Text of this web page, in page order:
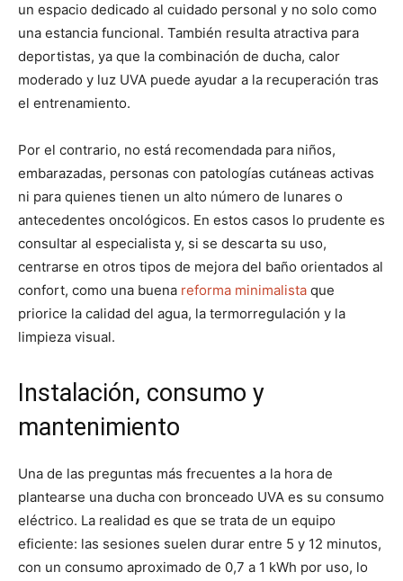
un espacio dedicado al cuidado personal y no solo como
una estancia funcional. También resulta atractiva para
deportistas, ya que la combinación de ducha, calor
moderado y luz UVA puede ayudar a la recuperación tras
el entrenamiento.
Por el contrario, no está recomendada para niños,
embarazadas, personas con patologías cutáneas activas
ni para quienes tienen un alto número de lunares o
antecedentes oncológicos. En estos casos lo prudente es
consultar al especialista y, si se descarta su uso,
centrarse en otros tipos de mejora del baño orientados al
confort, como una buena reforma minimalista que
priorice la calidad del agua, la termorregulación y la
limpieza visual.
Instalación, consumo y
mantenimiento
Una de las preguntas más frecuentes a la hora de
plantearse una ducha con bronceado UVA es su consumo
eléctrico. La realidad es que se trata de un equipo
eficiente: las sesiones suelen durar entre 5 y 12 minutos,
con un consumo aproximado de 0,7 a 1 kWh por uso, lo